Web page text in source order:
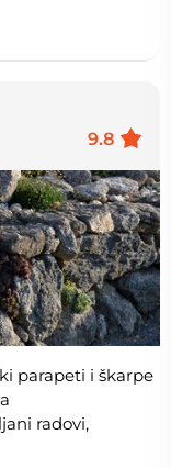
9.8
parapeti i škarpe
radovi,